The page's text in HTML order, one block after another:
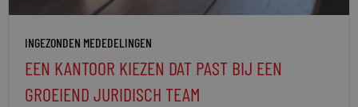
INGEZONDEN MEDEDELINGEN
EEN KANTOOR KIEZEN DAT PAST BIJ EEN
GROEIEND JURIDISCH TEAM